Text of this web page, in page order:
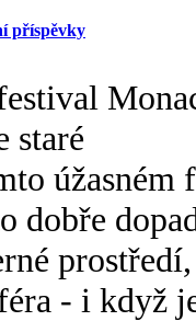
příspěvky
staré
úžasném
dobře
- i když